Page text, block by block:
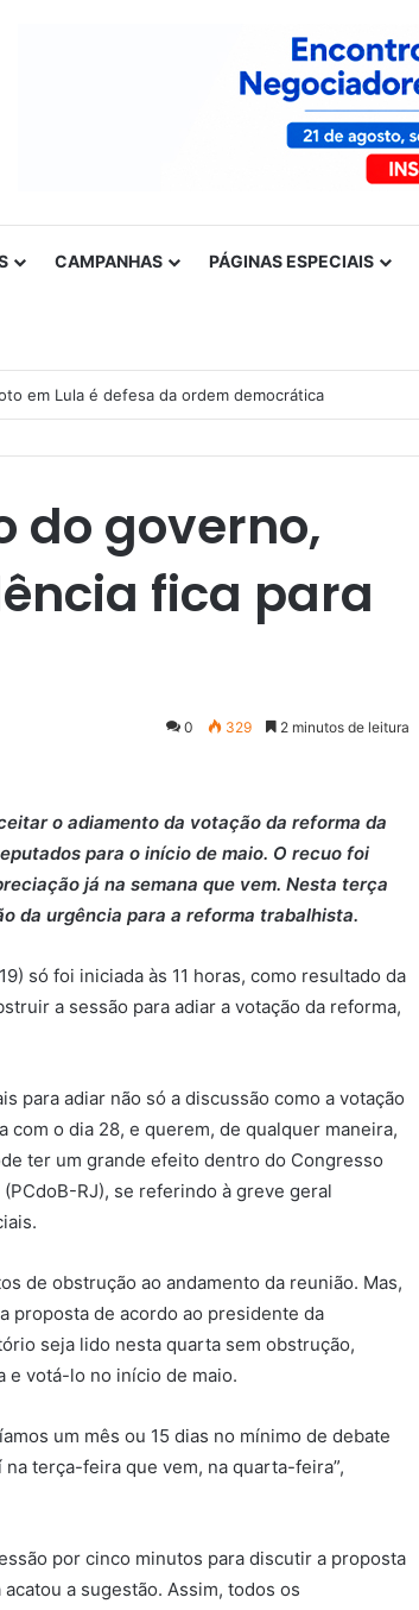
CAMPANHAS PÁGINAS ESPECIAIS
de solidariedade ao povo venezuelano
do governo,
fica para
0 329 2 minutos de leitura
o adiamento da votação da reforma da
para o início de maio. O recuo foi
já na semana que vem. Nesta terça
da urgência para a reforma trabalhista.
só foi iniciada às 11 horas, como resultado da
a sessão para adiar a votação da reforma,
para adiar não só a discussão como a votação
com o dia 28, e querem, de qualquer maneira,
ter um grande efeito dentro do Congresso
RJ), se referindo à greve geral
de obstrução ao andamento da reunião. Mas,
proposta de acordo ao presidente da
seja lido nesta quarta sem obstrução,
e votá-lo no início de maio.
um mês ou 15 dias no mínimo de debate
terça-feira que vem, na quarta-feira”,
por cinco minutos para discutir a proposta
a sugestão. Assim, todos os